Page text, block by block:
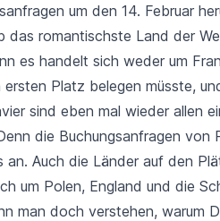
um den 14. Februar
das romantischste Land der
es handelt sich weder um
Platz belegen müsste,
sind eben mal wieder allen
die Buchungsanfragen von
an. Auch die Länder auf den
um Polen, England und die
man doch verstehen, warum